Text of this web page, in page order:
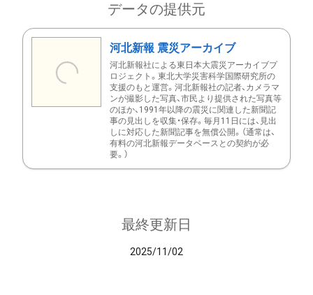
データの提供元
河北新報 震災アーカイブ
河北新報社による東日本大震災アーカイブプ
ロジェクト。東北大学災害科学国際研究所の
支援のもと運営。河北新報社の記者、カメラマ
ンが撮影した写真、市民より提供された写真等
のほか、1991年以降の震災に関連した新聞記
事の見出しを収集・保存。毎月11日には、見出
しに対応した新聞記事を無償公開。（通常は、
有料の河北新報データベースとの契約が必
要。）
最終更新日
2025/11/02